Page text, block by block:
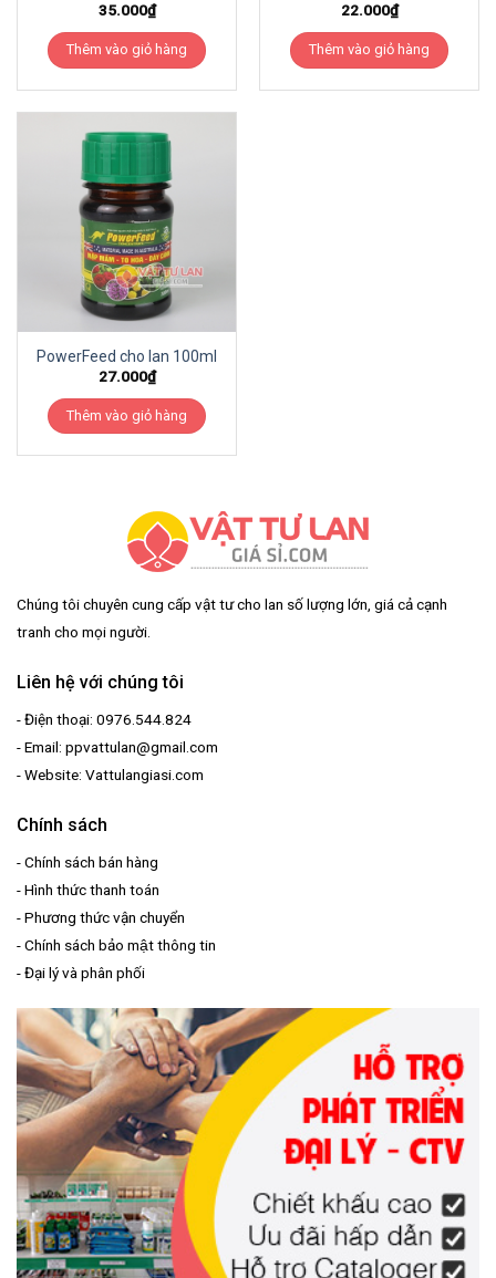
35.000₫
Thêm vào giỏ hàng
22.000₫
Thêm vào giỏ hàng
PowerFeed cho lan 100ml
27.000₫
Thêm vào giỏ hàng
Chúng tôi chuyên cung cấp vật tư cho lan số lượng lớn, giá cả cạnh
tranh cho mọi người.
Liên hệ với chúng tôi
- Điện thoại: 0976.544.824
- Email: ppvattulan@gmail.com
- Website: Vattulangiasi.com
Chính sách
-Chính sách bán hàng
-Hình thức thanh toán
-Phương thức vận chuyển
-Chính sách bảo mật thông tin
-Đại lý và phân phối